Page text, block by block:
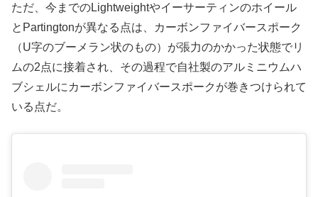
ただ、今までのLightweightやイーサーティンのホイール
とPartingtonが異なる点は、カーボンファイバースポーク
（U字のブーメラン状のもの）が張力のかかった状態でリ
ムの2点に接着され、その過程で自社製のアルミニウムハ
ブシェルにカーボンファイバースポークが巻きつけられて
いる点だ。